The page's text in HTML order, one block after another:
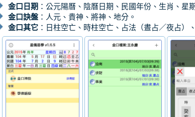
金口日期 ：公元陽曆、陰曆日期、民國年份、生肖、星
金口訣盤 ：人元、貴神、將神、地分。
金口其它 ：日柱空亡、時柱空亡、占法（晝占／夜占）